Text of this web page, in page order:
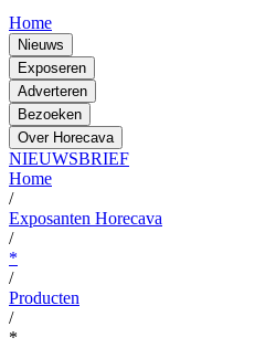
Home
Nieuws
Exposeren
Adverteren
Bezoeken
Over Horecava
NIEUWSBRIEF
Home
/
Exposanten Horecava
/
*
/
Producten
/
*